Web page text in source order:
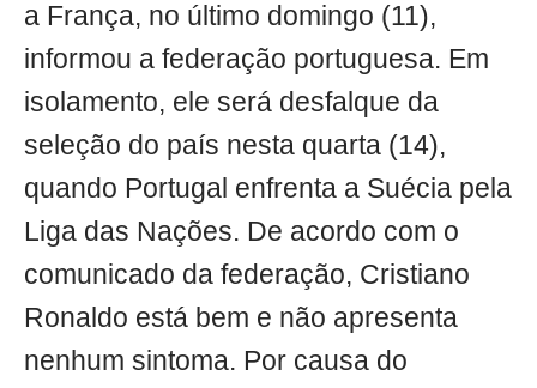
a França, no último domingo (11),
informou a federação portuguesa. Em
isolamento, ele será desfalque da
seleção do país nesta quarta (14),
quando Portugal enfrenta a Suécia pela
Liga das Nações. De acordo com o
comunicado da federação, Cristiano
Ronaldo está bem e não apresenta
nenhum sintoma. Por causa do